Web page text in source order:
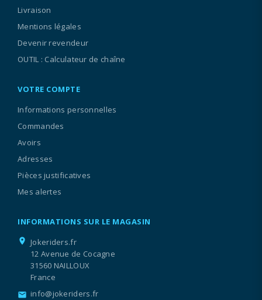
Livraison
Mentions légales
Devenir revendeur
OUTIL : Calculateur de chaîne
VOTRE COMPTE
Informations personnelles
Commandes
Avoirs
Adresses
Pièces justificatives
Mes alertes
INFORMATIONS SUR LE MAGASIN
location_on
Jokeriders.fr
12 Avenue de Cocagne
31560 NAILLOUX
France
email info@jokeriders.fr